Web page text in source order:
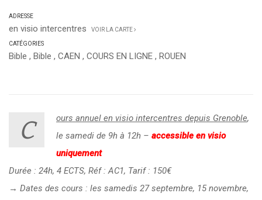
ADRESSE
en visio intercentres VOIR LA CARTE
CATÉGORIES
Bible , Bible , CAEN , COURS EN LIGNE , ROUEN
C ours annuel en visio intercentres depuis Grenoble,
le samedi de 9h à 12h – accessible en visio
uniquement
Durée : 24h, 4 ECTS, Réf : AC1, Tarif : 150€
→ Dates des cours : les samedis 27 septembre, 15 novembre,